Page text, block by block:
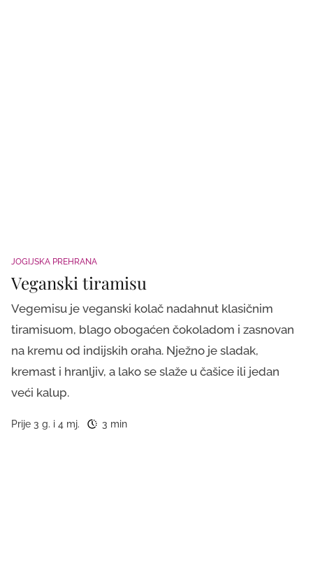
JOGIJSKA PREHRANA
Veganski tiramisu
Vegemisu je veganski kolač nadahnut klasičnim
tiramisuom, blago obogaćen čokoladom i zasnovan
na kremu od indijskih oraha. Nježno je sladak,
kremast i hranljiv, a lako se slaže u čašice ili jedan
veći kalup.
Prije 3 g. i 4 mj. 3 min